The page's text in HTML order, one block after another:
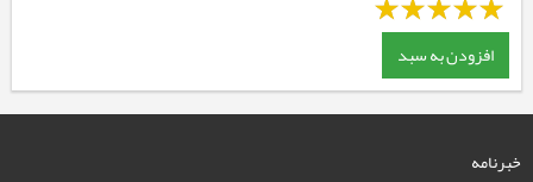
افزودن به سبد
خبرنامه